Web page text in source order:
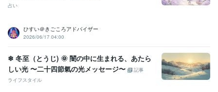
占い
ひすい＠きごころアドバイザー
2026/06/17 04:00
❄ 冬至（とうじ) 🌞 闇の中に生まれる、あたら
しい光 〜二十四節氣の光メッセージ〜
記事
ライフスタイル